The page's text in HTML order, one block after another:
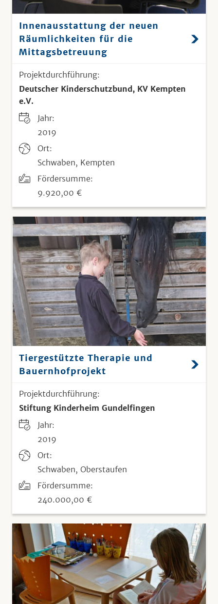
Innenausstattung der neuen
Räumlichkeiten für die
Mittagsbetreuung
Projektdurchführung:
Deutscher Kinderschutzbund, KV Kempten
e.V.
Jahr:
2019
Ort:
Schwaben, Kempten
Fördersumme:
9.920,00 €
Tiergestützte Therapie und
Bauernhofprojekt
Projektdurchführung:
Stiftung Kinderheim Gundelfingen
Jahr:
2019
Ort:
Schwaben, Oberstaufen
Fördersumme:
240.000,00 €